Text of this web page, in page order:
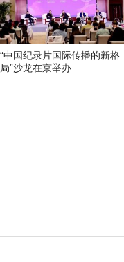
“中国纪录片国际传播的新格
局”沙龙在京举办